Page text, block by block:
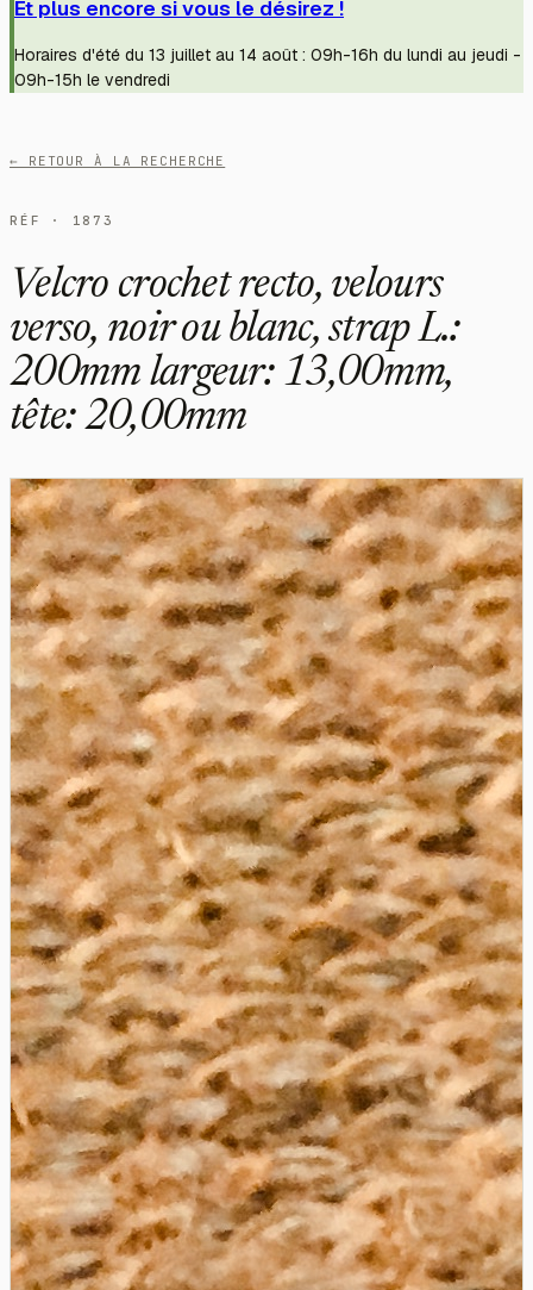
Et plus encore si vous le désirez !
Horaires d'été du 13 juillet au 14 août : 09h-16h du lundi au jeudi -
09h-15h le vendredi
← RETOUR À LA RECHERCHE
RÉF · 1873
Velcro crochet recto, velours
verso, noir ou blanc, strap L.:
200mm largeur: 13,00mm,
tête: 20,00mm